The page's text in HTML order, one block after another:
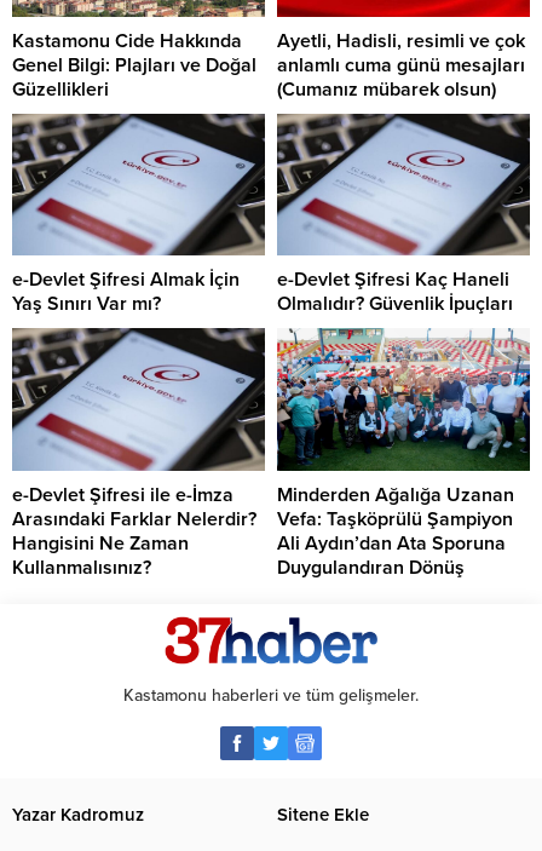
Kastamonu Cide Hakkında
Genel Bilgi: Plajları ve Doğal
Güzellikleri
Ayetli, Hadisli, resimli ve çok
anlamlı cuma günü mesajları
(Cumanız mübarek olsun)
e-Devlet Şifresi Almak İçin
Yaş Sınırı Var mı?
e-Devlet Şifresi Kaç Haneli
Olmalıdır? Güvenlik İpuçları
e-Devlet Şifresi ile e-İmza
Arasındaki Farklar Nelerdir?
Hangisini Ne Zaman
Kullanmalısınız?
Minderden Ağalığa Uzanan
Vefa: Taşköprülü Şampiyon
Ali Aydın’dan Ata Sporuna
Duygulandıran Dönüş
Kastamonu haberleri ve tüm gelişmeler.
Yazar Kadromuz Sitene Ekle